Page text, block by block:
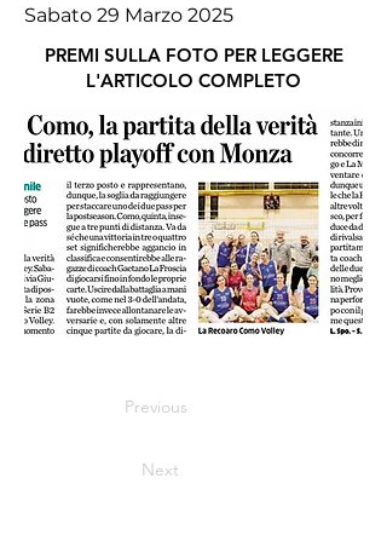
Sabato 29 Marzo 2025
PREMI SULLA FOTO PER LEGGERE
L'ARTICOLO COMPLETO
Previous
Next